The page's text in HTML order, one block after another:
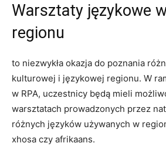
Warsztaty⁤ językowe
⁤regionu
to‍ niezwykła okazja​ do poznania
kulturowej i językowej regionu. W
w RPA,‍ uczestnicy będą mieli
warsztatach prowadzonych przez
różnych języków używanych w‍
xhosa czy afrikaans.